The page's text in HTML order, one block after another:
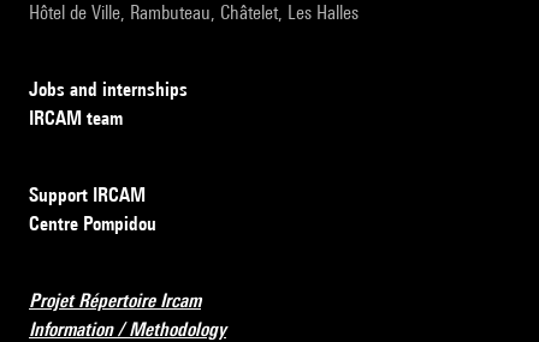
Hôtel de Ville, Rambuteau, Châtelet, Les Halles
Jobs and internships
IRCAM team
Support IRCAM
Centre Pompidou
Projet Répertoire Ircam
Information / Methodology